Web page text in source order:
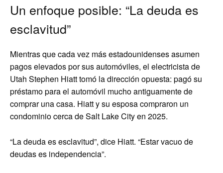
Un enfoque posible: “La deuda es
esclavitud”
Mientras que cada vez más estadounidenses asumen
pagos elevados por sus automóviles, el electricista de
Utah Stephen Hiatt tomó la dirección opuesta: pagó su
préstamo para el automóvil mucho antiguamente de
comprar una casa. Hiatt y su esposa compraron un
condominio cerca de Salt Lake City en 2025.
“La deuda es esclavitud”, dice Hiatt. “Estar vacuo de
deudas es independencia”.